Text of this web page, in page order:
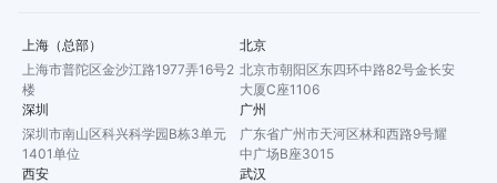
上海（总部）
上海市普陀区金沙江路1977弄16号2
楼
北京
北京市朝阳区东四环中路82号金长安
大厦C座1106
深圳
深圳市南山区科兴科学园B栋3单元
1401单位
广州
广东省广州市天河区林和西路9号耀
中广场B座3015
西安
武汉